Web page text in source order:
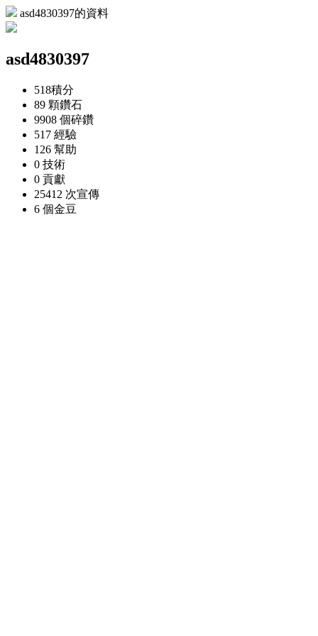
asd4830397的資料
asd4830397
518積分
89 顆鑽石
9908 個碎鑽
517 經驗
126 幫助
0 技術
0 貢獻
25412 次宣傳
6 個金豆